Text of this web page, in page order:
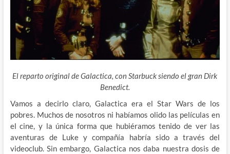
El reparto original de Galactica, con Starbuck siendo el gran Dirk
Benedict.
Vamos a decirlo claro, Galactica era el Star Wars de los
pobres. Muchos de nosotros ni habíamos olido las películas en
el cine, y la única forma que hubiéramos tenido de ver las
aventuras de Luke y compañía habría sido a través del
videoclub. Sin embargo, Galactica nos daba nuestra dosis de